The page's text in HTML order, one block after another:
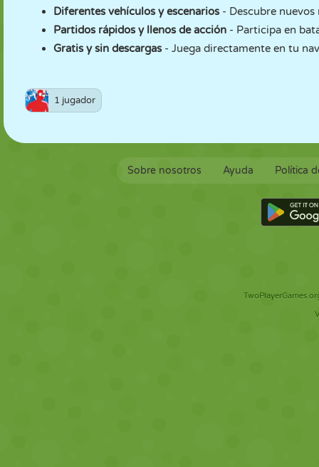
Diferentes vehículos y escenarios- Descubre nuevos
Partidos rápidos y llenos de acción - Participa en
Gratis y sin descargas - Juega directamente en tu
1 jugador
Sobre nosotros Ayuda Política